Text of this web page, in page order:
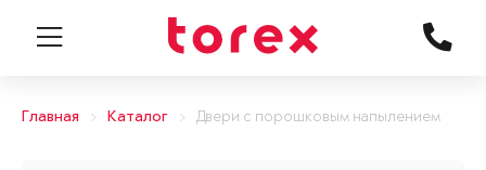
Главная Каталог Двери с порошковым напылением